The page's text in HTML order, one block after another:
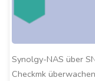
Synolgy-NAS über
Checkmk